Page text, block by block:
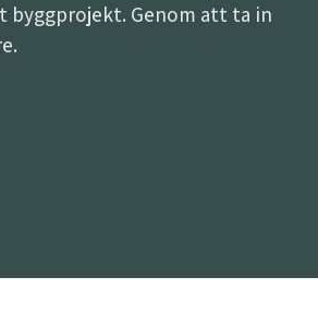
byggprojekt. Genom att ta in